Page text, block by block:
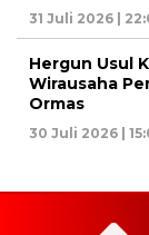
31 Juli 2026 |
Hergun Usul
Wirausaha
Ormas
30 Juli 2026 |